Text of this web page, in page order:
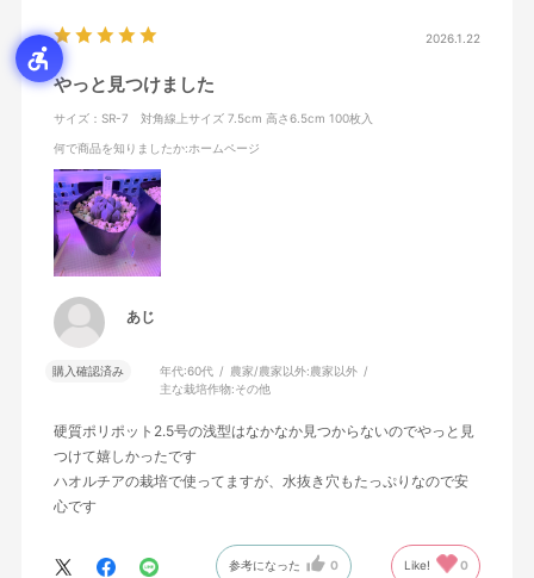
2026.1.22
やっと見つけました
サイズ：SR-7 対角線上サイズ 7.5cm 高さ6.5cm 100枚入
何で商品を知りましたか:ホームページ
あじ
購入確認済み 年代:60代 農家/農家以外:農家以外
主な栽培作物:その他
硬質ポリポット2.5号の浅型はなかなか見つからないのでやっと見
つけて嬉しかったです
ハオルチアの栽培で使ってますが、水抜き穴もたっぷりなので安
心です
参考になった 0 Like! 0